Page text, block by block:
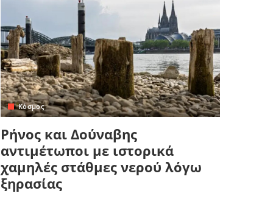
Κόσμος
Ρήνος και Δούναβης
αντιμέτωποι με ιστορικά
χαμηλές στάθμες νερού λόγω
ξηρασίας